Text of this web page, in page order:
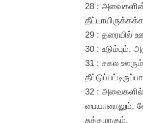
28 :
29 : தரையில்
30 : உடும்பும்,
31 : சகல
32 : அவைகளில்
பையானாலும்,
சுத்தமாகும்.